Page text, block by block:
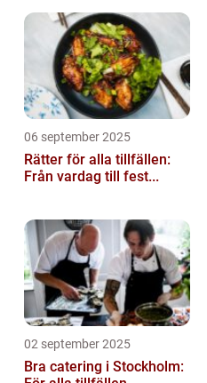
06 september 2025
Rätter för alla tillfällen:
Från vardag till fest...
02 september 2025
Bra catering i Stockholm: